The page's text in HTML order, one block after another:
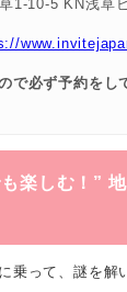
1-10-5 KN浅草
で必ず予約をし
楽しむ！”
乗って、謎を解